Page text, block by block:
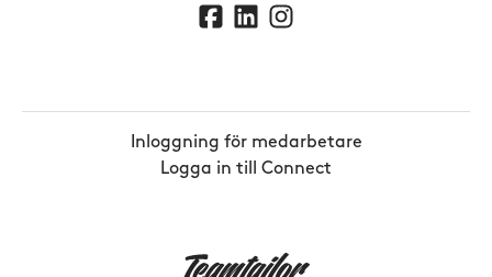
Inloggning för medarbetare
Logga in till Connect